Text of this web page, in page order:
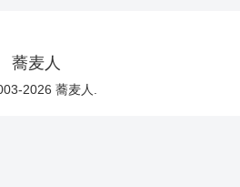
蕎麦人
2026 蕎麦人.